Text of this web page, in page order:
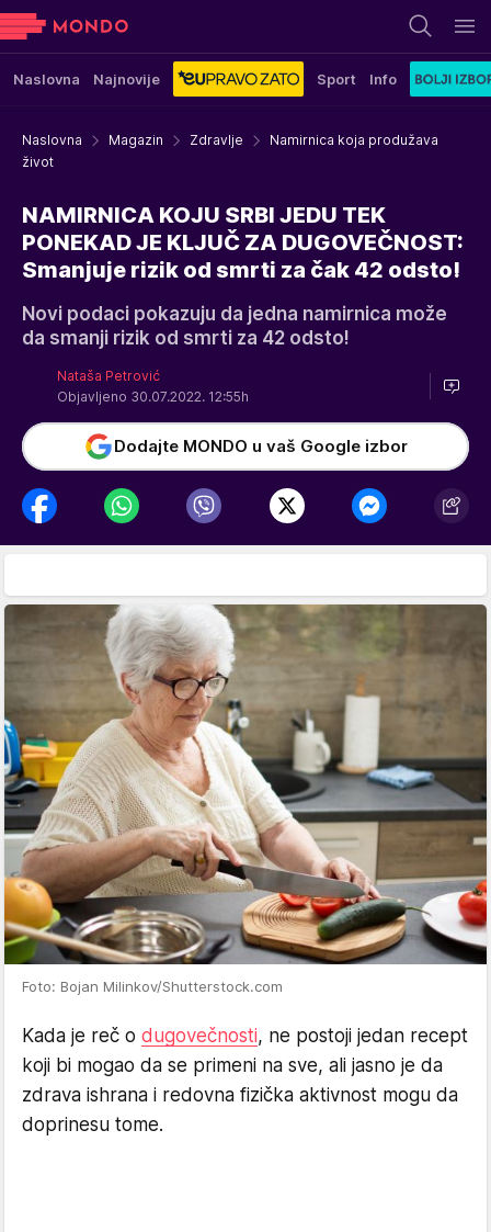
Naslovna Najnovije Sport Info
Naslovna Magazin Zdravlje
Namirnica koja produžava
život
NAMIRNICA KOJU SRBI JEDU TEK
PONEKAD JE KLJUČ ZA DUGOVEČNOST:
Smanjuje rizik od smrti za čak 42 odsto!
Novi podaci pokazuju da jedna namirnica može
da smanji rizik od smrti za 42 odsto!
Nataša Petrović
Objavljeno 30.07.2022. 12:55h
Dodajte MONDO u vaš Google izbor
Foto: Bojan Milinkov/Shutterstock.com
Kada je reč o dugovečnosti, ne postoji jedan recept
koji bi mogao da se primeni na sve, ali jasno je da
zdrava ishrana i redovna fizička aktivnost mogu da
doprinesu tome.